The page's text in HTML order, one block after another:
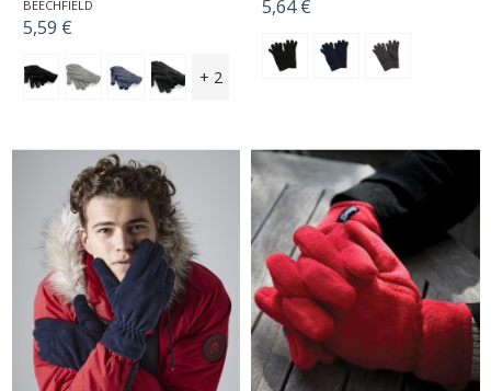
BEECHFIELD
5,59 €
+ 2
5,64 €